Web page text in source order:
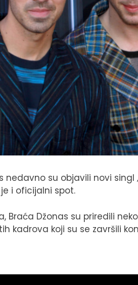
nedavno su objavili novi singl
i oficijalni spot.
Braća Džonas su priredili
kadrova koji su se završili